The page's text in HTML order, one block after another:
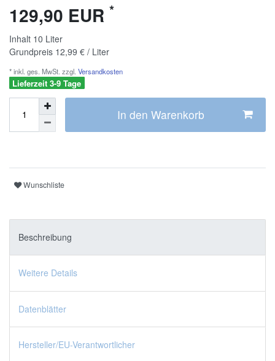
129,90 EUR *
Inhalt 10 Liter
Grundpreis 12,99 € / Liter
* inkl. ges. MwSt. zzgl. Versandkosten
Lieferzeit 3-9 Tage
In den Warenkorb
Wunschliste
Beschreibung
Weitere Details
Datenblätter
Hersteller/EU-Verantwortlicher